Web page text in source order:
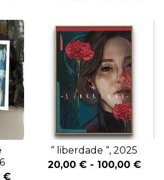
€
“ liberdade “, 2025
20,00 €- 100,00 €